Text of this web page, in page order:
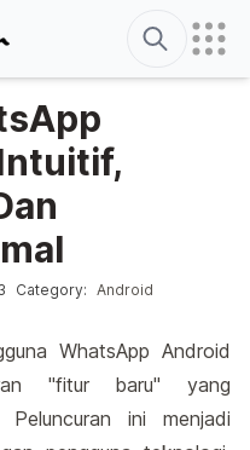
Search
Posted in
Category: Android
WhatsApp Android
"fitur baru" yang
Peluncuran ini menjadi